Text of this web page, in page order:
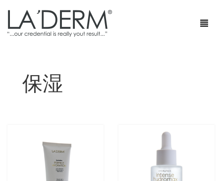
防止敏感及修复
保湿